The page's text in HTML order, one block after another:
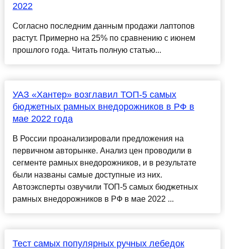
2022
Согласно последним данным продажи лаптопов
растут. Примерно на 25% по сравнению с июнем
прошлого года. Читать полную статью...
УАЗ «Хантер» возглавил ТОП-5 самых
бюджетных рамных внедорожников в РФ в
мае 2022 года
В России проанализировали предложения на
первичном авторынке. Анализ цен проводили в
сегменте рамных внедорожников, и в результате
были названы самые доступные из них.
Автоэксперты озвучили ТОП-5 самых бюджетных
рамных внедорожников в РФ в мае 2022 ...
Тест самых популярных ручных лебедок